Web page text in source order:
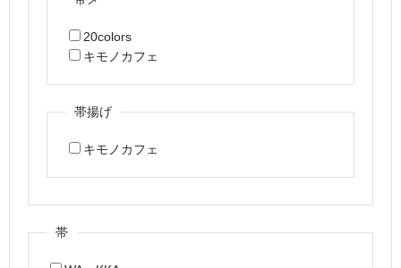
20colors
キモノカフェ
帯揚げ
キモノカフェ
帯